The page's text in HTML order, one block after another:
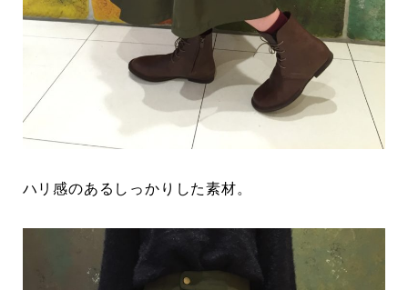
ハリ感のあるしっかりした素材。